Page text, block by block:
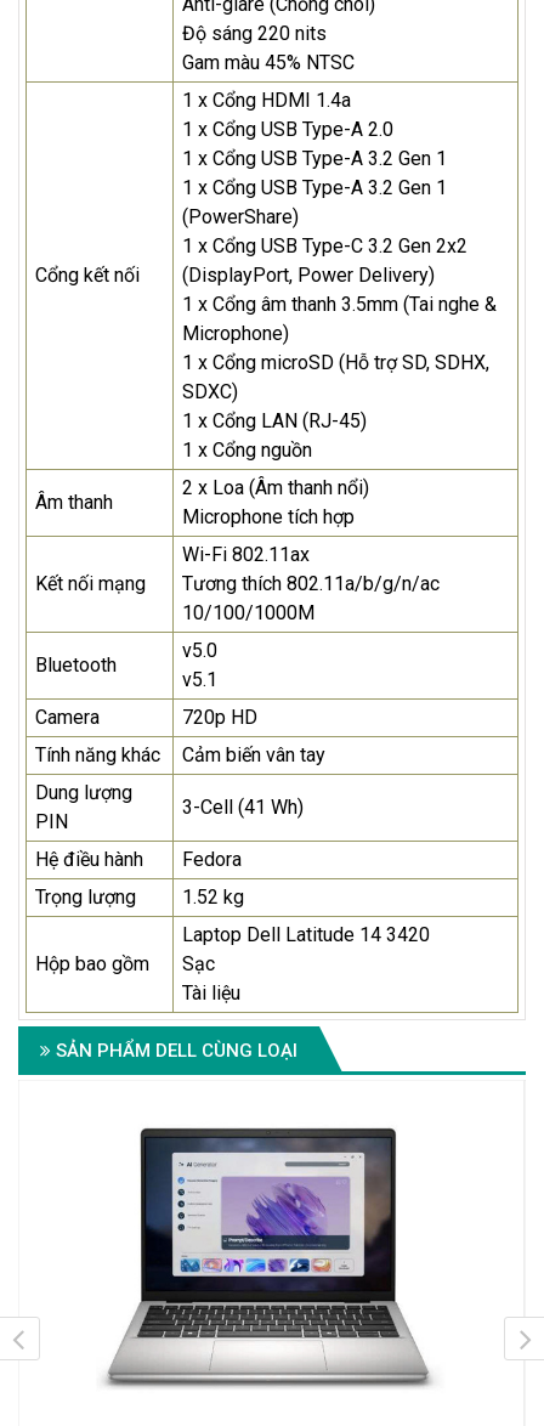
Độ sáng 220 nits
Gam màu 45% NTSC
Cổng kết nối
1 x Cổng HDMI 1.4a
1 x Cổng USB Type-A 2.0
1 x Cổng USB Type-A 3.2 Gen 1
1 x Cổng USB Type-A 3.2 Gen 1
(PowerShare)
1 x Cổng USB Type-C 3.2 Gen 2x2
(DisplayPort, Power Delivery)
1 x Cổng âm thanh 3.5mm (Tai nghe &
Microphone)
1 x Cổng microSD (Hỗ trợ SD, SDHX,
SDXC)
1 x Cổng LAN (RJ-45)
1 x Cổng nguồn
Âm thanh
2 x Loa (Âm thanh nổi)
Microphone tích hợp
Kết nối mạng
Wi-Fi 802.11ax
Tương thích 802.11a/b/g/n/ac
10/100/1000M
Bluetooth
v5.0
v5.1
Camera
720p HD
Tính năng khác
Cảm biến vân tay
Dung lượng
PIN
3-Cell (41 Wh)
Hệ điều hành
Fedora
Trọng lượng
1.52 kg
Hộp bao gồm
Laptop Dell Latitude 14 3420
Sạc
Tài liệu
SẢN PHẨM DELL CÙNG LOẠI